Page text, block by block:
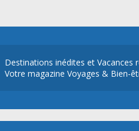
Destinations inédites et Vacances
Votre magazine Voyages & Bien-